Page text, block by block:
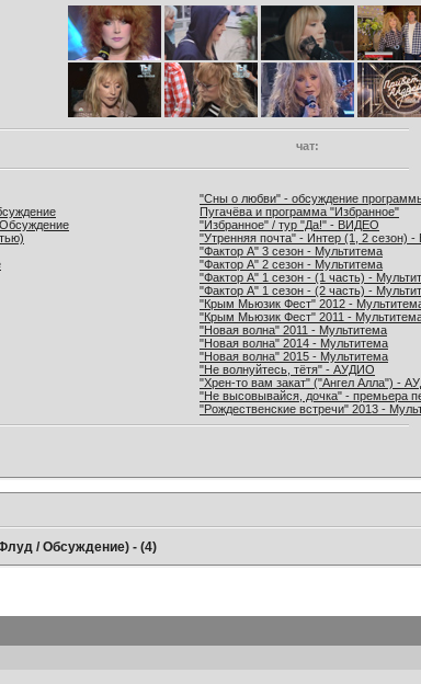
чат:
"Сны о любви" - обсуждение
Пугачёва и программа "Избранное"
"Избранное" / тур "Да!" - ВИДЕО
"Утренняя почта" - Интер (1, 2 сезон)
"Фактор А" 3 сезон - Мультитема
"Фактор А" 2 сезон - Мультитема
"Фактор А" 1 сезон - (1 часть) -
"Фактор А" 1 сезон - (2 часть) -
"Крым Мьюзик Фест" 2012 -
"Крым Мьюзик Фест" 2011 -
"Новая волна" 2011 - Мультитема
"Новая волна" 2014 - Мультитема
"Новая волна" 2015 - Мультитема
"Не волнуйтесь, тётя" - АУДИО
"Хрен-то вам закат" ("Ангел Алла") -
"Не высовывайся, дочка" - премьера
"Рождественские встречи" 2013 -
/ Обсуждение) - (4)